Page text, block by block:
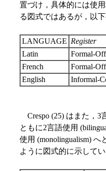
置づけ，具体的には使
る図式ではあるが，以
LANGUAGE Register
Latin
Formal-
French
Formal-
English
Informal-
Crespo (25) はまた，3
ともに2言語使用
使用 (monolingualism)
ように図式的に示してい